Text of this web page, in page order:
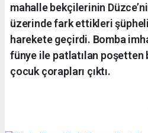
mahalle bekçilerinin
üzerinde fark ettikleri
harekete geçirdi. Bomba
fünye ile patlatılan poşetten
çocuk çorapları çıktı.